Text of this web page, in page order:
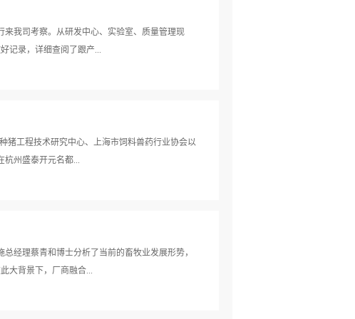
我司考察。从研发中心、实验室、质量管理现
记录，详细查阅了跟产...
了优秀等级，生产车间7S的执行让人感觉窗明几
发、非发酵核心原酶生产、酶制剂及预混料销售高
保，靠产品品质占领市场、以优质服务回报市
猪工程技术研究中心、上海市饲料兽药行业协会以
杭州盛泰开元名都...
为本次研讨会致开幕辞。 本次论坛邀请专家30
模化猪场疾病预防技术”、“猪场批次管理关键技
国内规模化猪场的母猪营养等方面的技术与方案，
经理蔡青和博士分析了当前的畜牧业发展形势，
大背景下，厂商融合...